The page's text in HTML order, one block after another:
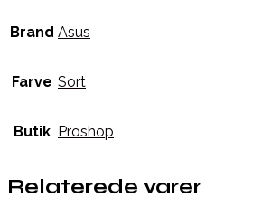
Brand Asus
Farve Sort
Butik Proshop
Relaterede varer